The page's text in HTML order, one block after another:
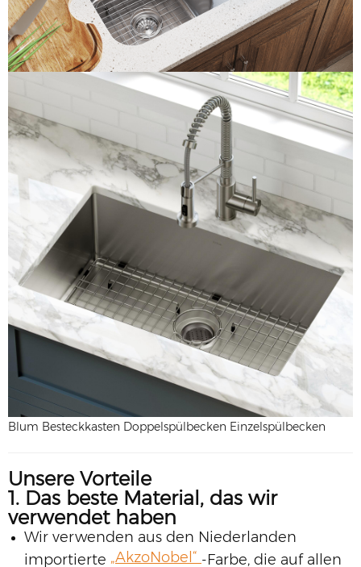
Blum Besteckkasten Doppelspülbecken Einzelspülbecken
Unsere Vorteile
1. Das beste Material, das wir
verwendet haben
Wir verwenden aus den Niederlanden
importierte „AkzoNobel“ -Farbe, die auf allen